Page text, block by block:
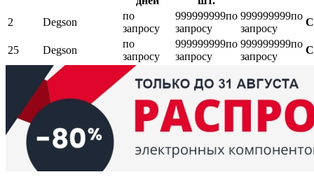
2
Degson
по
запросу
999999999по
запросу
999999999по
запросу
25 Degson
по
запросу
999999999по
запросу
999999999по
запросу